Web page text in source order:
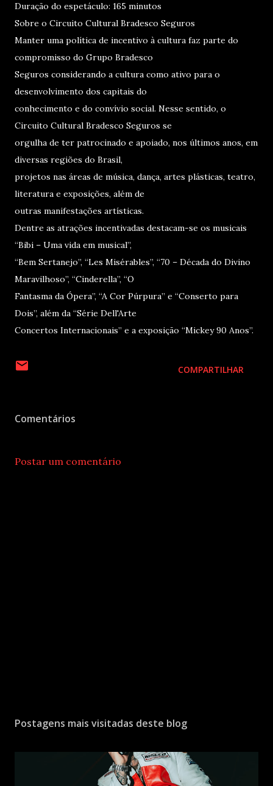
Duração do espetáculo: 165 minutos
Sobre o Circuito Cultural Bradesco Seguros
Manter uma política de incentivo à cultura faz parte do
compromisso do Grupo Bradesco
Seguros considerando a cultura como ativo para o
desenvolvimento dos capitais do
conhecimento e do convívio social. Nesse sentido, o
Circuito Cultural Bradesco Seguros se
orgulha de ter patrocinado e apoiado, nos últimos anos, em
diversas regiões do Brasil,
projetos nas áreas de música, dança, artes plásticas, teatro,
literatura e exposições, além de
outras manifestações artísticas.
Dentre as atrações incentivadas destacam-se os musicais
“Bibi – Uma vida em musical”,
“Bem Sertanejo”, “Les Misérables”, “70 – Década do Divino
Maravilhoso”, “Cinderella”, “O
Fantasma da Ópera”, “A Cor Púrpura” e “Conserto para
Dois”, além da “Série Dell'Arte
Concertos Internacionais” e a exposição “Mickey 90 Anos”.
COMPARTILHAR
Comentários
Postar um comentário
Postagens mais visitadas deste blog